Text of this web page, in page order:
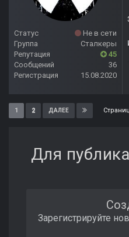
Статус
Не в сети
Группа
Сталкеры
Репутация
45
Сообщений
36
Регистрация
15.08.2020
1 2 ДАЛЕЕ
Для
Зарегистрируйте